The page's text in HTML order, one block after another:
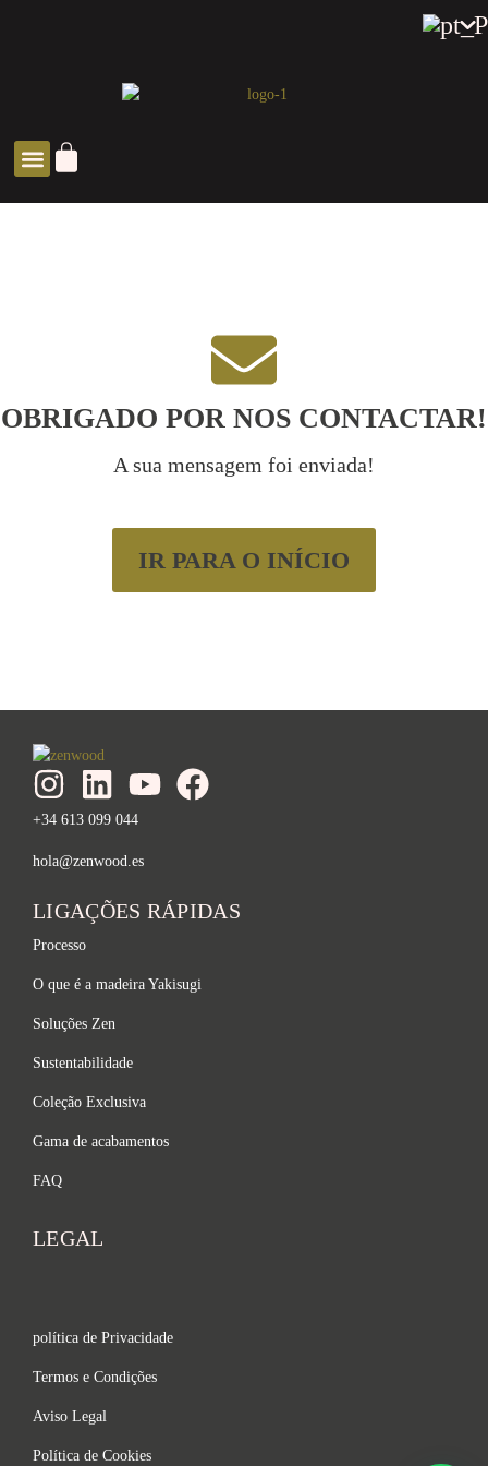
OBRIGADO POR NOS CONTACTAR!
A sua mensagem foi enviada!
IR PARA O INÍCIO
+34 613 099 044
hola@zenwood.es
LIGAÇÕES RÁPIDAS
Processo
O que é a madeira Yakisugi
Soluções Zen
Sustentabilidade
Coleção Exclusiva
Gama de acabamentos
FAQ
LEGAL
política de Privacidade
Termos e Condições
Aviso Legal
Política de Cookies